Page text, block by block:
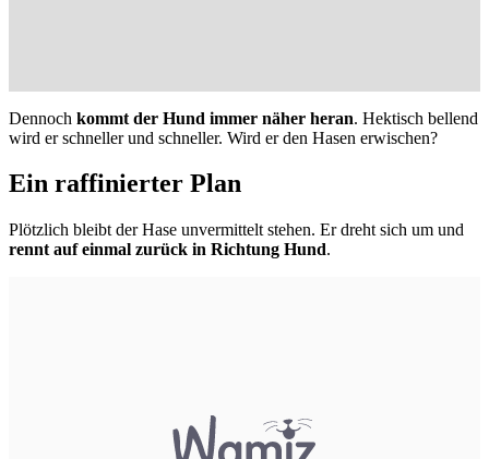
Dennoch kommt der Hund immer näher heran. Hektisch bellend
wird er schneller und schneller. Wird er den Hasen erwischen?
Ein raffinierter Plan
Plötzlich bleibt der Hase unvermittelt stehen. Er dreht sich um und
rennt auf einmal zurück in Richtung Hund.